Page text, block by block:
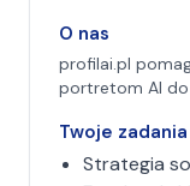
O nas
profilai.pl
portretom AI do
Twoje zadania
Strategia